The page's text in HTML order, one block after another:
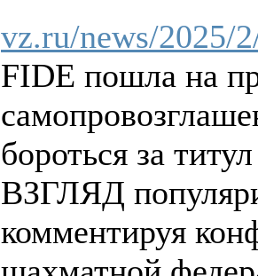
vz.ru/news/2025/
FIDE пошла на
бороться за
ВЗГЛЯД
комментируя